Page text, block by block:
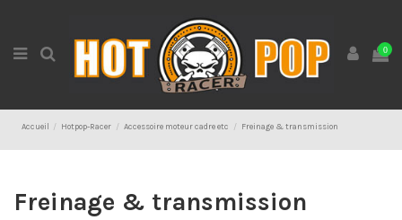
0
Accueil Hotpop-Racer Accessoire moteur cadre etc Freinage & transmission
Freinage & transmission